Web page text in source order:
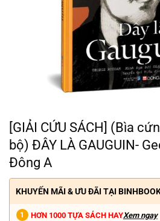
[GIẢI CỨU SÁCH] (Bìa
bộ) ĐÂY LÀ GAUGUIN-
Đông A
KHUYẾN MÃI & ƯU ĐÃI TẠI
HƠN 1000 TỰA SÁCH HAYXem ngay